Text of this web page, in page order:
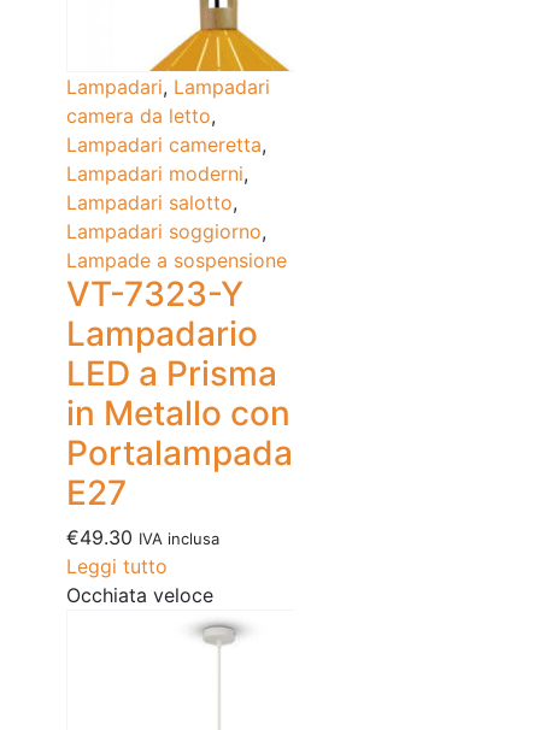
Lampadari, Lampadari
camera da letto,
Lampadari cameretta,
Lampadari moderni,
Lampadari salotto,
Lampadari soggiorno,
Lampade a sospensione
VT-7323-Y
Lampadario
LED a Prisma
in Metallo con
Portalampada
E27
€49.30 IVA inclusa
Leggi tutto
Occhiata veloce